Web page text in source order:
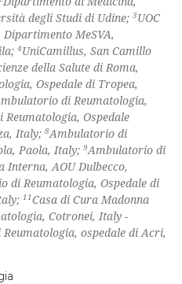
degli Studi di Udine;3UOC
MeSVA,
4UniCamillus, San Camillo
della Salute di Roma,
Ospedale di Tropea,
di Reumatologia,
Ospedale
Italy;8Ambulatorio di
Paola, Italy;9Ambulatorio di
Interna, AOU Dulbecco,
di Reumatologia, Ospedale di
11Casa di Cura Madonna
Cotronei, Italy -
ospedale di Acri,